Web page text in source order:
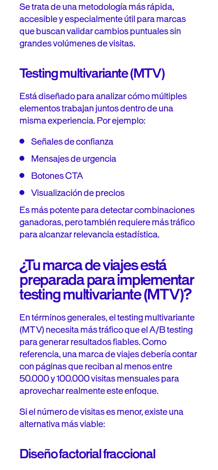
Se trata de una metodología más rápida,
accesible y especialmente útil para marcas
que buscan validar cambios puntuales sin
grandes volúmenes de visitas.
Testing multivariante (MTV)
Está diseñado para analizar cómo múltiples
elementos trabajan juntos dentro de una
misma experiencia. Por ejemplo:
Señales de confianza
Mensajes de urgencia
Botones CTA
Visualización de precios
Es más potente para detectar combinaciones
ganadoras, pero también requiere más tráfico
para alcanzar relevancia estadística.
¿Tu marca de viajes está
preparada para implementar
testing multivariante (MTV)?
En términos generales, el testing multivariante
(MTV) necesita más tráfico que el A/B testing
para generar resultados fiables. Como
referencia, una marca de viajes debería contar
con páginas que reciban al menos entre
50.000 y 100.000 visitas mensuales para
aprovechar realmente este enfoque.
Si el número de visitas es menor, existe una
alternativa más viable:
Diseño factorial fraccional